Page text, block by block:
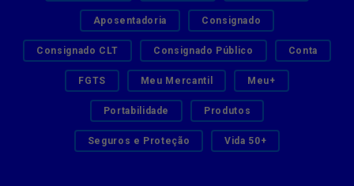
Aposentadoria Consignado
Consignado CLT Consignado Público Conta
FGTS Meu Mercantil Meu+
Portabilidade Produtos
Seguros e Proteção Vida 50+